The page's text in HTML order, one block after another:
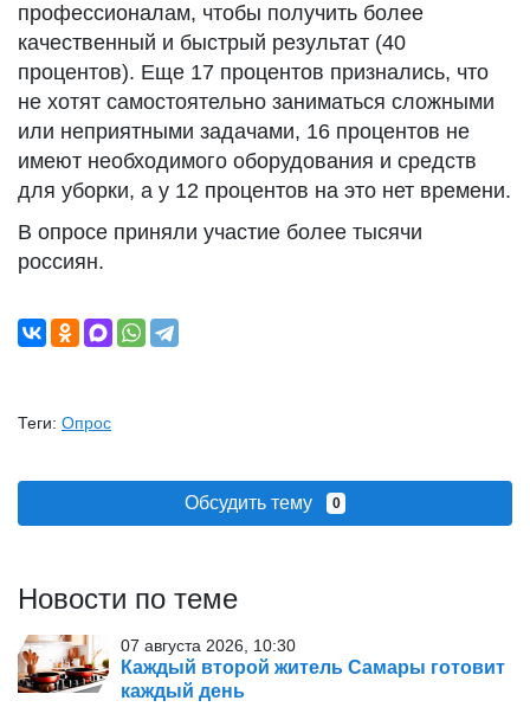
профессионалам, чтобы получить более
качественный и быстрый результат (40
процентов). Еще 17 процентов признались, что
не хотят самостоятельно заниматься сложными
или неприятными задачами, 16 процентов не
имеют необходимого оборудования и средств
для уборки, а у 12 процентов на это нет времени.
В опросе приняли участие более тысячи
россиян.
Теги: Опрос
Обсудить тему 0
Новости по теме
07 августа 2026, 10:30
Каждый второй житель Самары готовит
каждый день